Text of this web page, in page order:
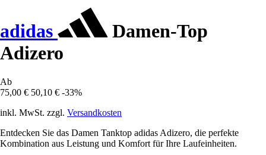
adidas
Damen-Top
Adizero
Ab
75,00 € 50,10 € -33%
inkl. MwSt. zzgl. Versandkosten
Entdecken Sie das Damen Tanktop adidas Adizero, die perfekte
Kombination aus Leistung und Komfort für Ihre Laufeinheiten.